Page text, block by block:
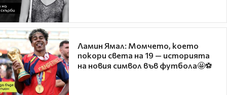
Ламин Ямал: Момчето, което
покори света на 19 — историята
на новия символ във футбола🤩⚽